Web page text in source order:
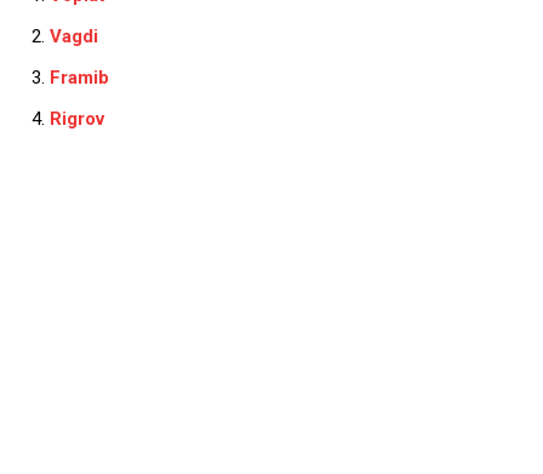
Vagdi
Framib
Rigrov